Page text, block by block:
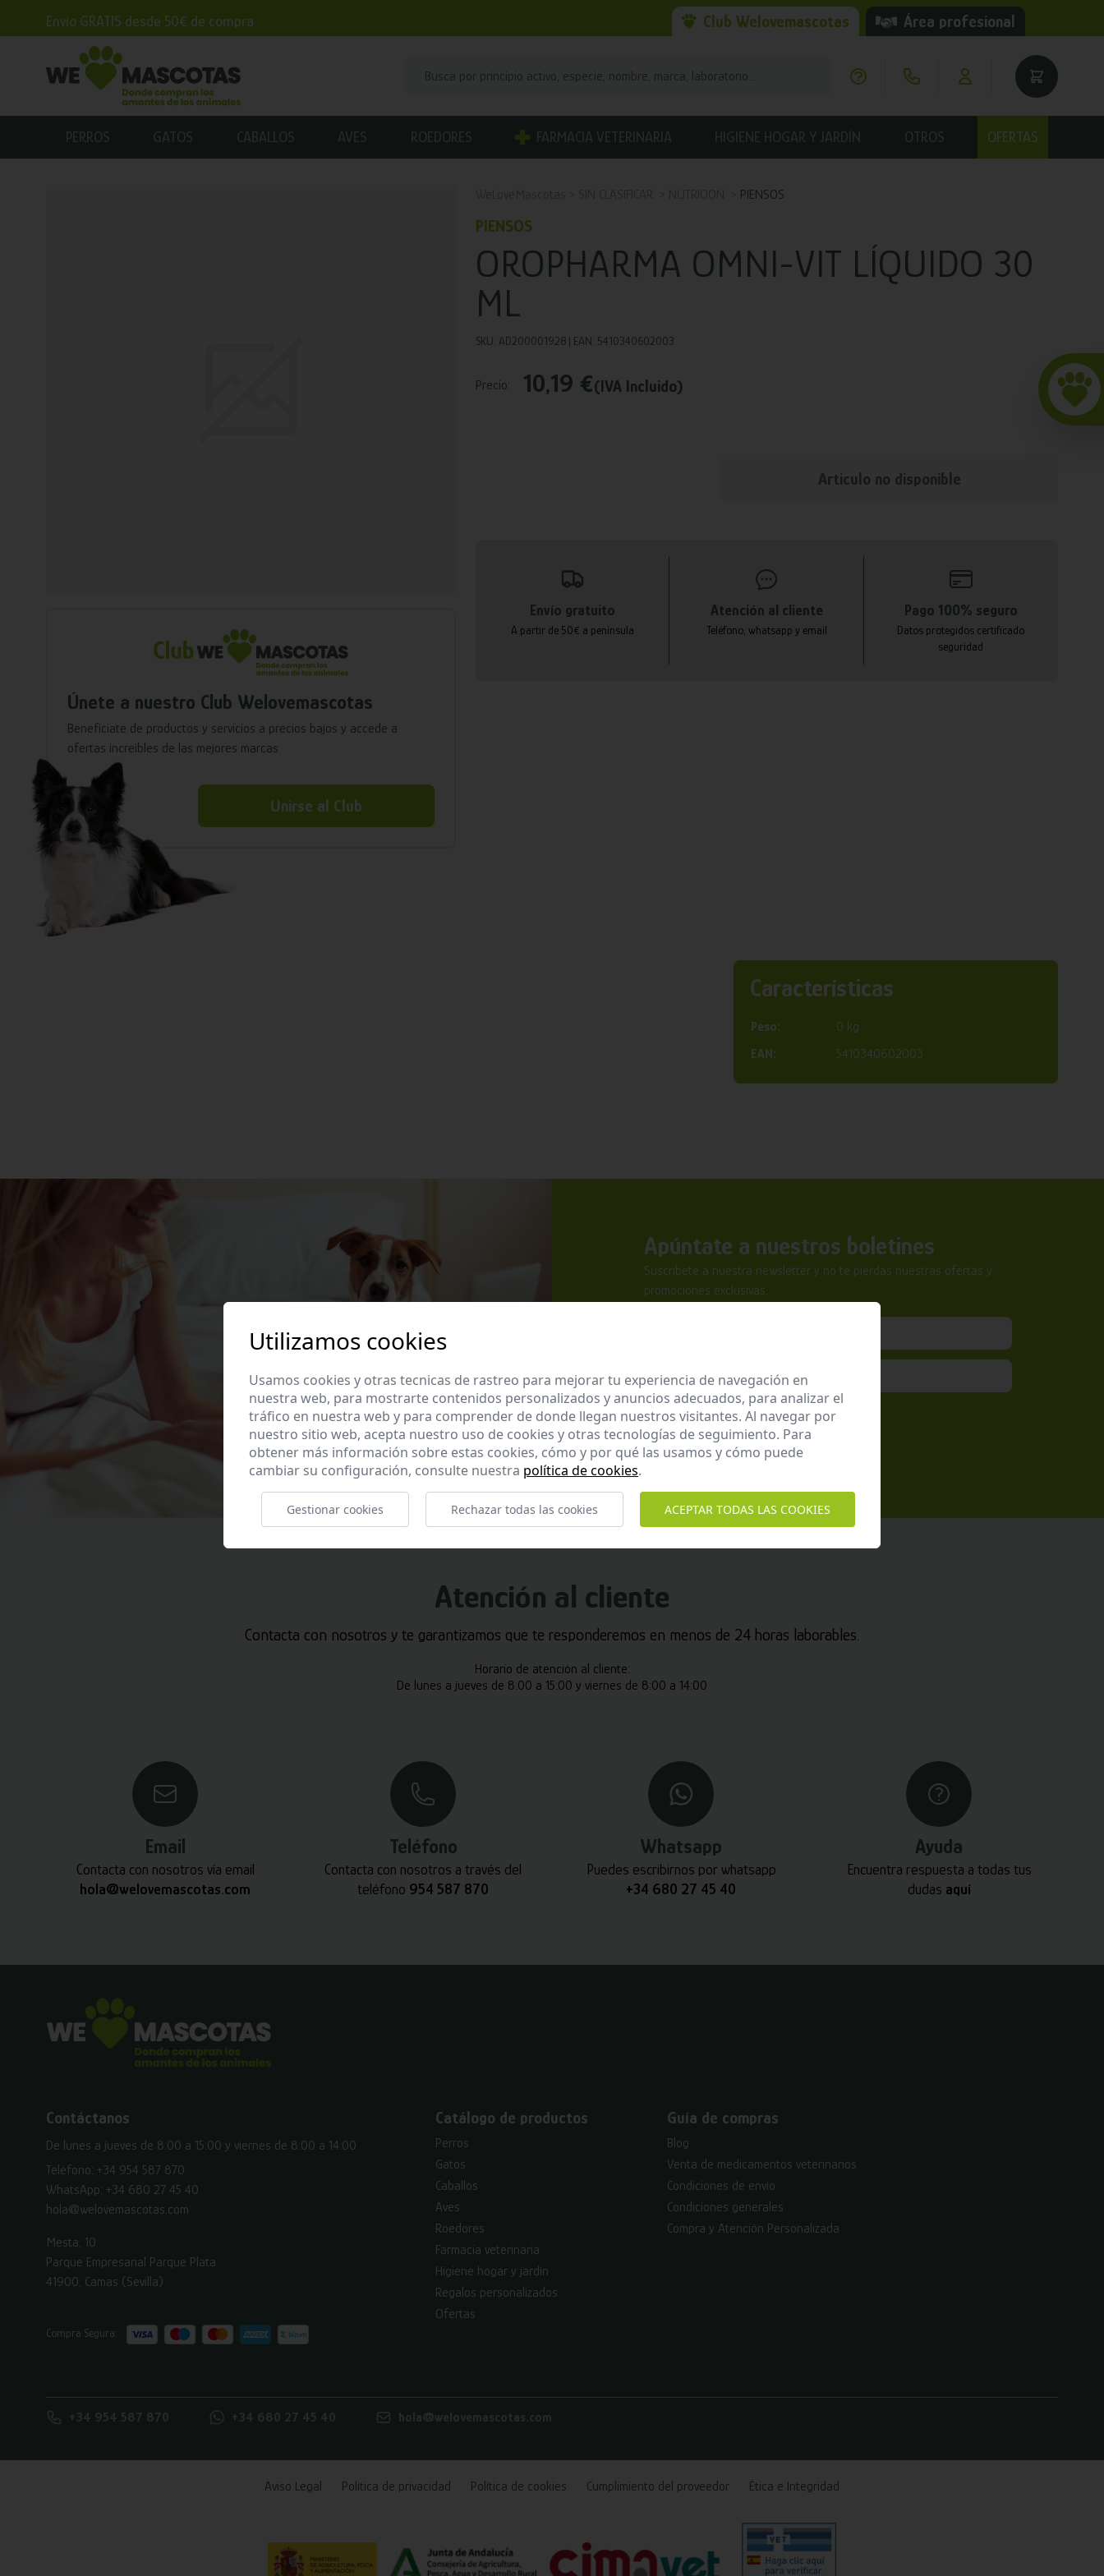
Envío GRATIS desde 50€ de compra Club Welovemascotas Área profesional
PERROS GATOS CABALLOS AVES ROEDORES FARMACIA VETERINARIA HIGIENE HOGAR Y JARDÍN OTROS OFERTAS
Únete a nuestro Club Welovemascotas
Benefíciate de productos y servicios a precios bajos y accede a
ofertas increíbles de las mejores marcas
Unirse al Club
PIENSOS
PIENSOS
OROPHARMA OMNI-VIT LÍQUIDO 30
ML
SKU: AD200001928 | EAN: 5410340602003
Precio: 10,19 €(IVA Incluido)
Articulo no disponible
Envío gratuito
A partir de 50€ a península
Atención al cliente
Teléfono, whatsapp y email
Pago 100% seguro
Datos protegidos certificado
seguridad
Características
Peso:
0 kg
EAN:
5410340602003
Apúntate a nuestros boletines
Suscríbete a nuestra newsletter y no te pierdas nuestras ofertas y
promociones exclusivas.
He leído y acepto laPolítica de Privacidad
Enviar
Atención al cliente
Contacta con nosotros y te garantizamos que te responderemos en menos de 24 horas laborables.
Horario de atención al cliente:
De lunes a jueves de 8:00 a 15:00 y viernes de 8:00 a 14:00
Email
Contacta con nosotros vía email
hola@welovemascotas.com
Teléfono
Contacta con nosotros a través del
teléfono 954 587 870
Whatsapp
Puedes escribirnos por whatsapp
+34 680 27 45 40
Ayuda
Encuentra respuesta a todas tus
dudas aquí
Contáctanos
De lunes a jueves de 8:00 a 15:00 y viernes de 8:00 a 14:00
Teléfono: +34 954 587 870
WhatsApp: +34 680 27 45 40
hola@welovemascotas.com
Mesta, 10
Parque Empresarial Parque Plata
41900, Camas (Sevilla)
Compra Segura:
Catálogo de productos
Perros
Gatos
Caballos
Aves
Roedores
Farmacia veterinaria
Higiene hogar y jardín
Regalos personalizados
Ofertas
Guía de compras
Blog
Venta de medicamentos veterinarios
Condiciones de envío
Condiciones generales
Compra y Atención Personalizada
+34 954 587 870 +34 680 27 45 40 hola@welovemascotas.com
Aviso Legal Política de privacidad Política de cookies Cumplimiento del proveedor Ética e Integridad
Utilizamos cookies
Usamos cookies y otras tecnicas de rastreo para mejorar tu experiencia de navegación en
nuestra web, para mostrarte contenidos personalizados y anuncios adecuados, para analizar el
tráfico en nuestra web y para comprender de donde llegan nuestros visitantes. Al navegar por
nuestro sitio web, acepta nuestro uso de cookies y otras tecnologías de seguimiento. Para
obtener más información sobre estas cookies, cómo y por qué las usamos y cómo puede
cambiar su configuración, consulte nuestra política de cookies.
Gestionar cookies Rechazar todas las cookies ACEPTAR TODAS LAS COOKIES